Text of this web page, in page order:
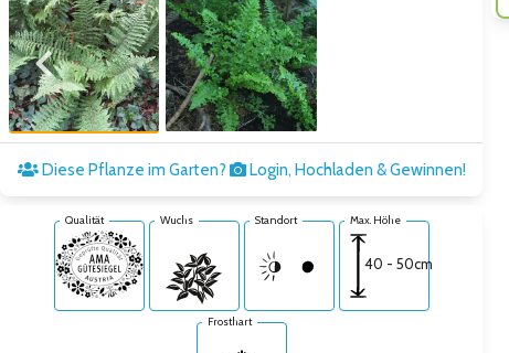
Zum vorigen Bild
Diese Pflanze im Garten? Login, Hochladen & Gewinnen!
Qualität Wuchs Standort Max. Höhe
40 - 50cm
Frosthart